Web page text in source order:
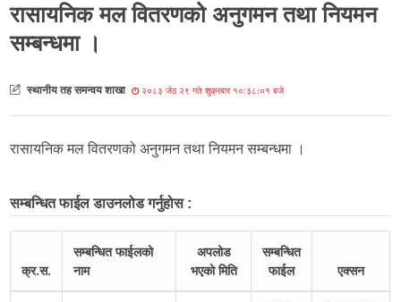
रासायनिक मल वितरणको अनुगमन तथा नियमन
सम्बन्धमा ।
स्थानीय तह समन्वय शाखा २०८३ जेठ २९ गते शुक्रबार १०:३८:०१ बजे
रासायनिक मल वितरणको अनुगमन तथा नियमन सम्बन्धमा ।
सम्बन्धित फाईल डाउनलोड गर्नुहोस :
क्र.स.
सम्बन्धित फाईलको
नाम
अपलोड
भएको मिति
सम्बन्धित
फाईल
एक्सन